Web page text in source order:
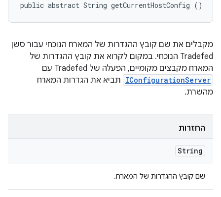
public abstract String getCurrentHostConfig ()
מקבלים את שם קובץ ההגדרות של המארח הנוכחי עבור סשן
Tradefed הנוכחי. במקום לקרוא את קובץ ההגדרות של
המארח מקבצים מקומיים, הפעלה של Tradefed עם
IConfigurationServer תביא את הגדרות המארח
מהשרת.
החזרות
String
שם קובץ ההגדרות של המארח.